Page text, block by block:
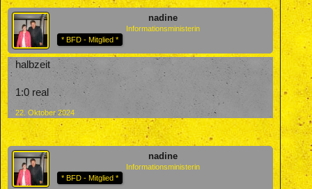
nadine
Informationsministerin
* BFD - Mitglied *
halbzeit
1:0 real
22. Oktober 2024
nadine
Informationsministerin
* BFD - Mitglied *